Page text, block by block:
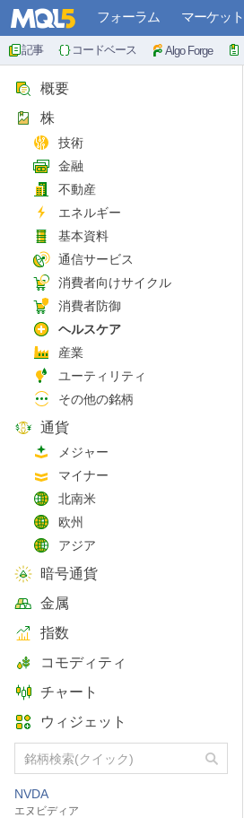
フォーラム マーケット
記事 コードベース Algo Forge
概要
株
技術
金融
不動産
エネルギー
基本資料
通信サービス
消費者向けサイクル
消費者防御
ヘルスケア
産業
ユーティリティ
その他の銘柄
通貨
メジャー
マイナー
北南米
欧州
アジア
暗号通貨
金属
指数
コモディティ
チャート
ウィジェット
NVDA
エヌビディア